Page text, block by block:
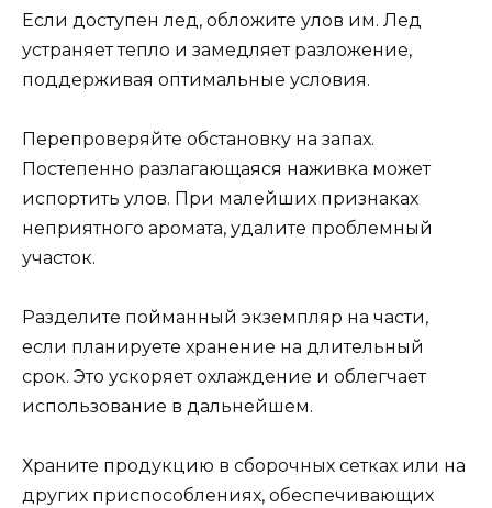
Если доступен лед, обложите улов им. Лед
устраняет тепло и замедляет разложение,
поддерживая оптимальные условия.
Перепроверяйте обстановку на запах.
Постепенно разлагающаяся наживка может
испортить улов. При малейших признаках
неприятного аромата, удалите проблемный
участок.
Разделите пойманный экземпляр на части,
если планируете хранение на длительный
срок. Это ускоряет охлаждение и облегчает
использование в дальнейшем.
Храните продукцию в сборочных сетках или на
других приспособлениях, обеспечивающих